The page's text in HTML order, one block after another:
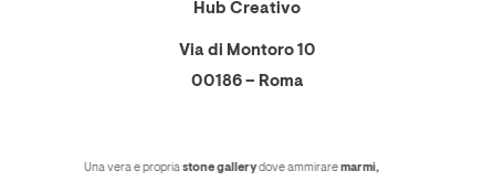
Hub Creativo
Via di Montoro 10
00186 – Roma
Una vera e propriastone gallerydove ammiraremarmi,